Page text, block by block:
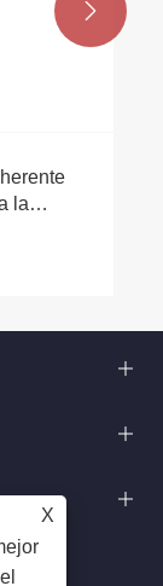
la

X